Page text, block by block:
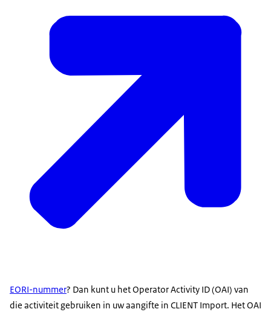
EORI-nummer? Dan kunt u het Operator Activity ID (OAI) van
die activiteit gebruiken in uw aangifte in CLIENT Import. Het OAI